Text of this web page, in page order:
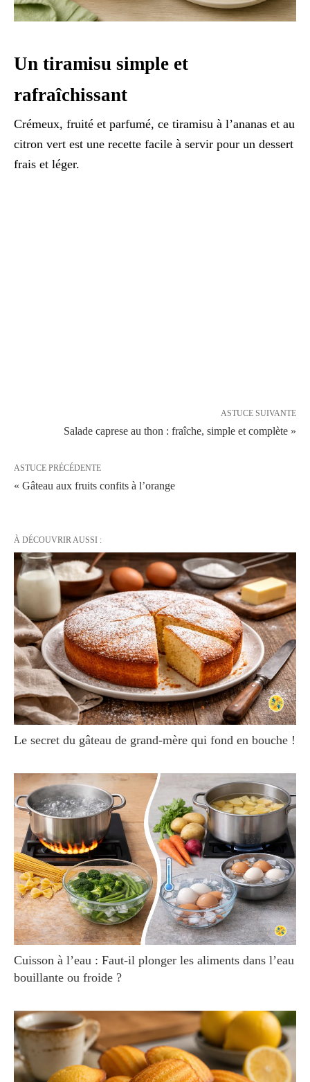
Un tiramisu simple et
rafraîchissant
Crémeux, fruité et parfumé, ce tiramisu à l’ananas et au
citron vert est une recette facile à servir pour un dessert
frais et léger.
ASTUCE SUIVANTE
Salade caprese au thon : fraîche, simple et complète »
ASTUCE PRÉCÉDENTE
« Gâteau aux fruits confits à l’orange
À DÉCOUVRIR AUSSI :
Le secret du gâteau de grand-mère qui fond en bouche !
Cuisson à l’eau : Faut-il plonger les aliments dans l’eau
bouillante ou froide ?